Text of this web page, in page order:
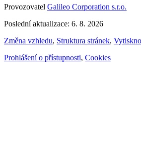
Provozovatel Galileo Corporation s.r.o.
Poslední aktualizace: 6. 8. 2026
Změna vzhledu, Struktura stránek,
Prohlášení o přístupnosti, Cookies